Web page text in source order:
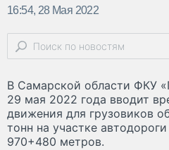
16:54, 28 Мая 2022
В Самарской области ФКУ
29 мая 2022 года вводит
движения для грузовиков
тонн на участке
970+480 метров.